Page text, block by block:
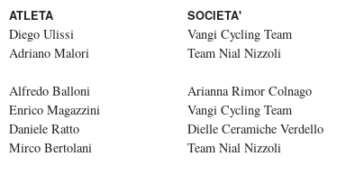
ATLETA SOCIETA'
Diego Ulissi Vangi Cycling Team
Adriano Malori Team Nial Nizzoli
Alfredo Balloni Arianna Rimor Colnago
Enrico Magazzini Vangi Cycling Team
Daniele Ratto Dielle Ceramiche Verdello
Mirco Bertolani Team Nial Nizzoli